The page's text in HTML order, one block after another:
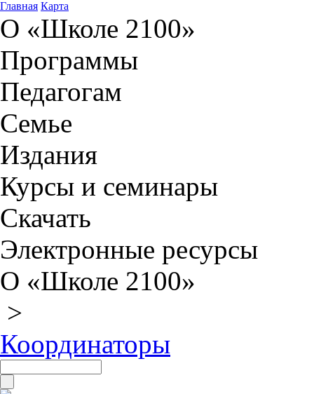
Главная Карта
О «Школе 2100»
Программы
Педагогам
Семье
Издания
Курсы и семинары
Скачать
Электронные ресурсы
О «Школе 2100»
>
Координаторы